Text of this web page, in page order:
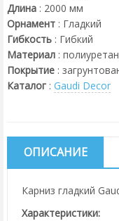
Длина : 2000 мм
Орнамент : Гладкий
Гибкость : Гибкий
Материал : полиуретан
Покрытие :
Каталог : Gaudi Decor
ОПИСАНИЕ
Карниз гладкий
Характеристики: